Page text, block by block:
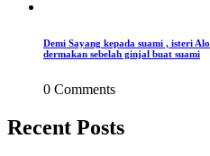
Demi Sayang kepada suami , isteri
dermakan sebelah ginjal buat suami
0 Comments
Recent Posts